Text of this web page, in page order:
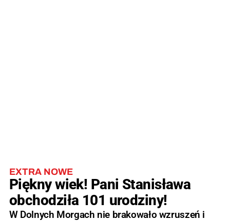
EXTRA NOWE
Piękny wiek! Pani Stanisława
obchodziła 101 urodziny!
W Dolnych Morgach nie brakowało wzruszeń i